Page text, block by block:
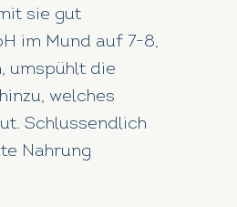
sie gut
im Mund auf 7-8,
umspühlt die
welches
Schlussendlich
Nahrung